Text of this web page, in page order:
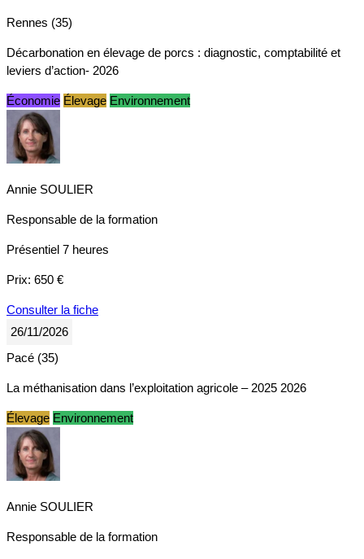
Rennes (35)
Décarbonation en élevage de porcs : diagnostic, comptabilité et
leviers d’action- 2026
Économie Élevage Environnement
Annie SOULIER
Responsable de la formation
Présentiel 7 heures
Prix: 650 €
Consulter la fiche
26/11/2026
Pacé (35)
La méthanisation dans l’exploitation agricole – 2025 2026
Élevage Environnement
Annie SOULIER
Responsable de la formation